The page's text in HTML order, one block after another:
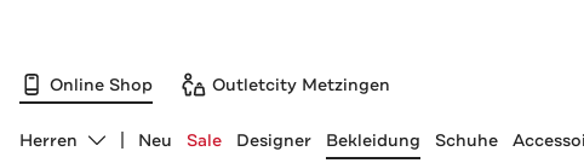
Online Shop Outletcity Metzingen
Abteilung ändern, ausgewählt:
Herren Neu Sale Designer Bekleidung Schuhe